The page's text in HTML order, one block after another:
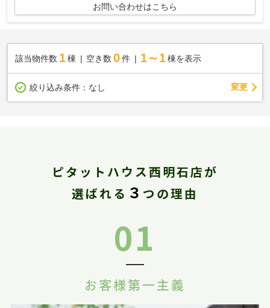
お問い合わせはこちら
該当物件数 1棟 空き数 0 件 1～1 棟を表示
絞り込み条件： なし 変更
ピタットハウス西明石店が
選ばれる ３ つの理由
01
お客様第一主義